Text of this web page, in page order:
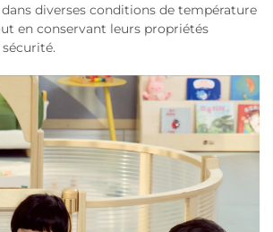
diverses conditions de température
en conservant leurs propriétés